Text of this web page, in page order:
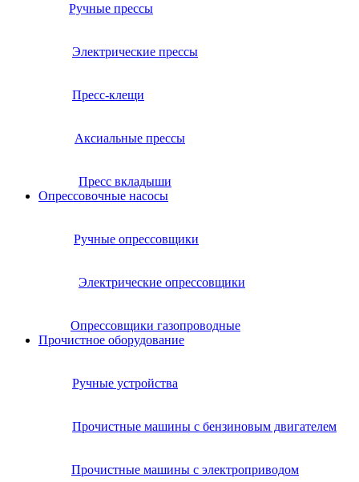
Ручные прессы
Электрические прессы
Пресс-клещи
Аксиальные прессы
Пресс вкладыши
Опрессовочные насосы
Ручные опрессовщики
Электрические опрессовщики
Опрессовщики газопроводные
Прочистное оборудование
Ручные устройства
Прочистные машины с бензиновым двигателем
Прочистные машины с электроприводом